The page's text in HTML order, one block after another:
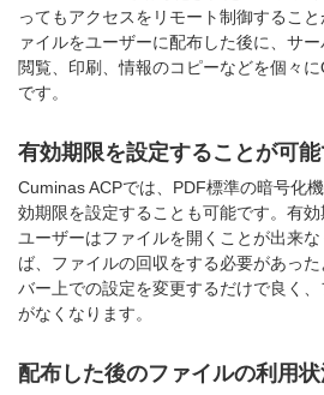
ってもアクセスをリモート制御するこ
ァイルをユーザーに配布した後に、サ
閲覧、印刷、情報のコピーなどを個々
です。
有効期限を設定することが可
Cuminas ACPでは、PDF標準の暗号化
効期限を設定することも可能です。有
ユーザーはファイルを開くことが出来
ば、ファイルの回収をする必要があっ
バー上での設定を変更するだけで良く
がなくなります。
配布した後のファイルの利用